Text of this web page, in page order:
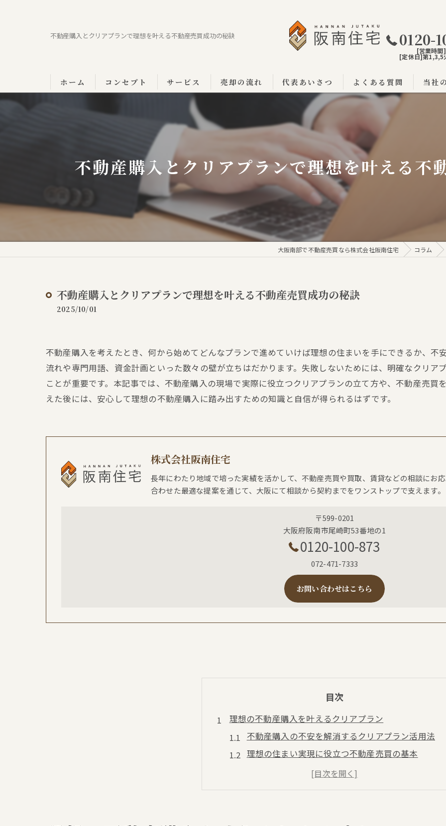
不動産購入とクリアプランで理想を叶える不動産売買成功の秘訣 0120-
[営業時
[定休日]第1,3,5
ホーム コンセプト サービス 売却の流れ 代表あいさつ よくある質問 当社
泉南
不動産購入とクリアプランで理想を叶える不
大阪南部で不動産売買なら株式会社阪南住宅 コラム
不動産購入とクリアプランで理想を叶える不動産売買成功の秘訣
2025/10/01
不動産購入を考えたとき、何から始めてどんなプランで進めていけば理想の住まいを手にできるか、不
流れや専門用語、資金計画といった数々の壁が立ちはだかります。失敗しないためには、明確なクリア
ことが重要です。本記事では、不動産購入の現場で実際に役立つクリアプランの立て方や、不動産売買
えた後には、安心して理想の不動産購入に踏み出すための知識と自信が得られるはずです。
株式会社阪南住宅
長年にわたり地域で培った実績を活かして、不動産売買や買取、賃貸などの相談にお
合わせた最適な提案を通じて、大阪にて相談から契約までをワンストップで支えます。
〒599-0201
大阪府阪南市尾崎町53番地の1
0120-100-873
072-471-7333
お問い合わせはこちら
目次
理想の不動産購入を叶えるクリアプラン
不動産購入の不安を解消するクリアプラン活用法
理想の住まい実現に役立つ不動産売買の基本
不動産売買で失敗しないための計画的な進め方
クリアプランが導く安心の不動産購入ステップ
不動産売買で失敗しない資金計画の立て方